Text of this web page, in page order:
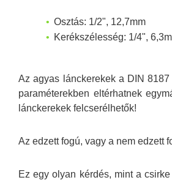
Osztás: 1/2", 12,7mm
Kerékszélesség: 1/4",
Az agyas lánckerekek a DIN
paraméterekben eltérhatnek
lánckerekek felcserélhetők!
Az edzett fogú, vagy a nem edzett
Ez egy olyan kérdés, mint a